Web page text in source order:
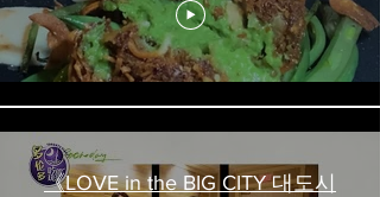
《LOVE in the BIG CITY 대도시